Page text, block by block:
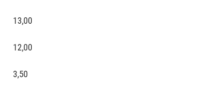
13,00
12,00
3,50